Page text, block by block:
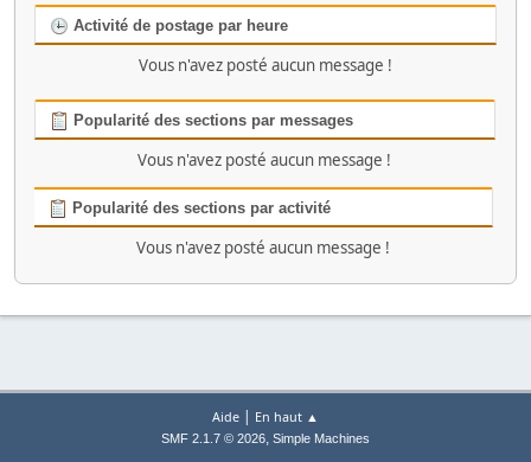
Activité de postage par heure
Vous n'avez posté aucun message !
Popularité des sections par messages
Vous n'avez posté aucun message !
Popularité des sections par activité
Vous n'avez posté aucun message !
Aide | En haut ▲
SMF 2.1.7 © 2026, Simple Machines